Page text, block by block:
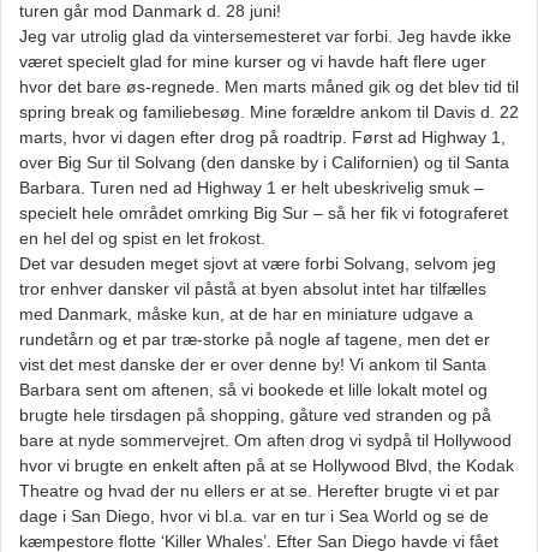
turen går mod Danmark d. 28 juni!
Jeg var utrolig glad da vintersemesteret var forbi. Jeg havde ikke
været specielt glad for mine kurser og vi havde haft flere uger
hvor det bare øs-regnede. Men marts måned gik og det blev tid til
spring break og familiebesøg. Mine forældre ankom til Davis d. 22
marts, hvor vi dagen efter drog på roadtrip. Først ad Highway 1,
over Big Sur til Solvang (den danske by i Californien) og til Santa
Barbara. Turen ned ad Highway 1 er helt ubeskrivelig smuk –
specielt hele området omrking Big Sur – så her fik vi fotograferet
en hel del og spist en let frokost.
Det var desuden meget sjovt at være forbi Solvang, selvom jeg
tror enhver dansker vil påstå at byen absolut intet har tilfælles
med Danmark, måske kun, at de har en miniature udgave a
rundetårn og et par træ-storke på nogle af tagene, men det er
vist det mest danske der er over denne by! Vi ankom til Santa
Barbara sent om aftenen, så vi bookede et lille lokalt motel og
brugte hele tirsdagen på shopping, gåture ved stranden og på
bare at nyde sommervejret. Om aften drog vi sydpå til Hollywood
hvor vi brugte en enkelt aften på at se Hollywood Blvd, the Kodak
Theatre og hvad der nu ellers er at se. Herefter brugte vi et par
dage i San Diego, hvor vi bl.a. var en tur i Sea World og se de
kæmpestore flotte ‘Killer Whales’. Efter San Diego havde vi fået